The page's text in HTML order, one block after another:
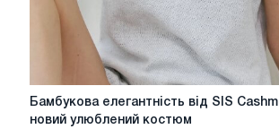
Бамбукова
елегантність
Бамбукова елегантність від SIS
новий улюблений костюм